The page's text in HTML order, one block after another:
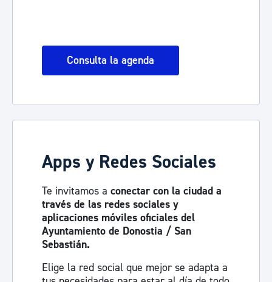
Consulta la agenda
Apps y Redes Sociales
Te invitamos a conectar con la ciudad a
través de las redes sociales y
aplicaciones móviles oficiales del
Ayuntamiento de Donostia / San
Sebastián.
Elige la red social que mejor se adapta a